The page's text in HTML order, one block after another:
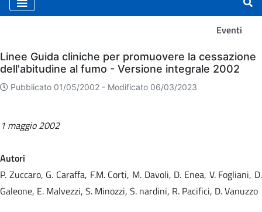
Eventi
Eventi
Linee Guida cliniche per promuovere la cessazione
dell'abitudine al fumo - Versione integrale 2002
Pubblicato 01/05/2002 - Modificato 06/03/2023
1 maggio 2002
Autori
P. Zuccaro, G. Caraffa, F.M. Corti, M. Davoli, D. Enea, V. Fogliani, D.
Galeone, E. Malvezzi, S. Minozzi, S. nardini, R. Pacifici, D. Vanuzzo